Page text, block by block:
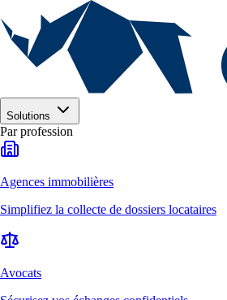
Solutions
Par profession
Agences immobilières
Simplifiez la collecte de dossiers locataires
Avocats